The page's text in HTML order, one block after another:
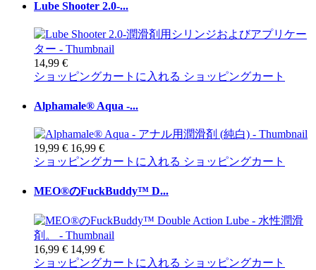
Lube Shooter 2.0-...
14,99 €
ショッピングカートに入れる ショッピングカート
Alphamale® Aqua -...
19,99 € 16,99 €
ショッピングカートに入れる ショッピングカート
MEO®のFuckBuddy™ D...
16,99 € 14,99 €
ショッピングカートに入れる ショッピングカート